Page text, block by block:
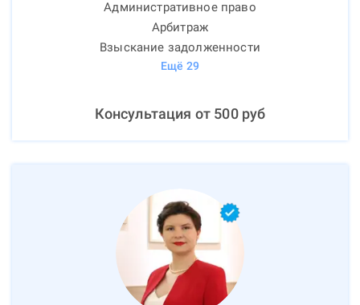
Административное право
Арбитраж
Взыскание задолженности
Ещё 29
Консультация от 500руб